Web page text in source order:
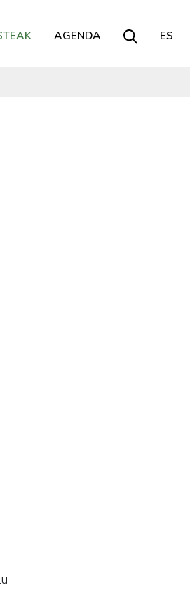
AGENDA ES